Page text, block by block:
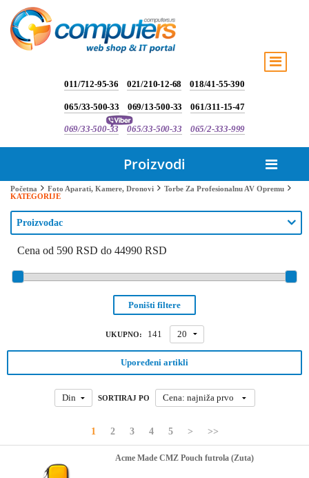
011/712-95-36 021/210-12-68 018/41-55-390
065/33-500-33 069/13-500-33 061/311-15-47
069/33-500-33 065/33-500-33 065/2-333-999
Proizvodi
Početna Foto Aparati, Kamere, Dronovi
Torbe Za Profesionalnu AV Opremu
KATEGORIJE
Proizvođac
Cena od 590 RSD do 44990 RSD
Poništi filtere
UKUPNO: 141 20
Upoređeni artikli
Din SORTIRAJ PO Cena: najniža prvo
1 2 3 4 5 > >>
Acme Made CMZ Pouch futrola (Zuta)